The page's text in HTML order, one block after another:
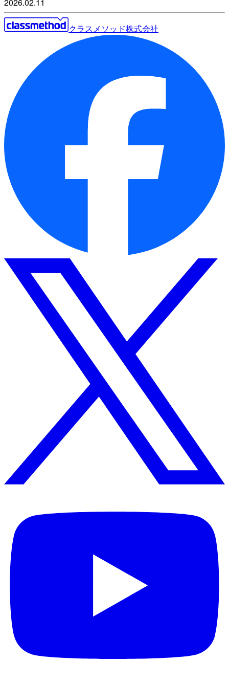
2026.02.11
クラスメソッド株式会社